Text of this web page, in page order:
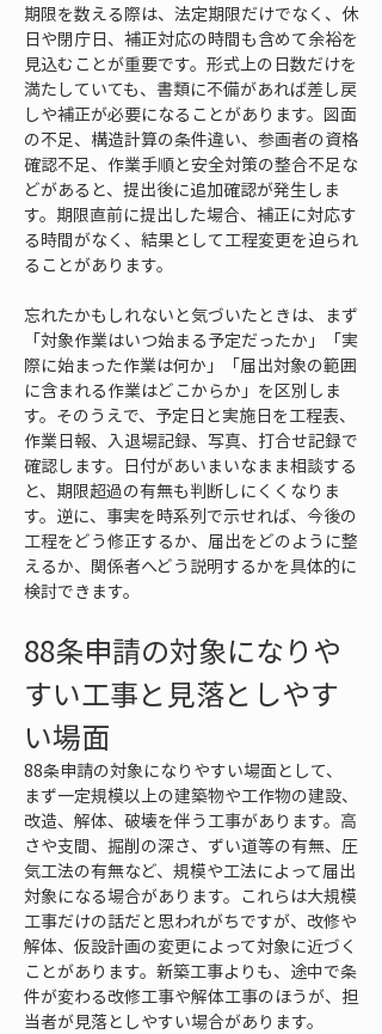
期限を数える際は、法定期限だけでなく、休
日や閉庁日、補正対応の時間も含めて余裕を
見込むことが重要です。形式上の日数だけを
満たしていても、書類に不備があれば差し戻
しや補正が必要になることがあります。図面
の不足、構造計算の条件違い、参画者の資格
確認不足、作業手順と安全対策の整合不足な
どがあると、提出後に追加確認が発生しま
す。期限直前に提出した場合、補正に対応す
る時間がなく、結果として工程変更を迫られ
ることがあります。
忘れたかもしれないと気づいたときは、まず
「対象作業はいつ始まる予定だったか」「実
際に始まった作業は何か」「届出対象の範囲
に含まれる作業はどこからか」を区別しま
す。そのうえで、予定日と実施日を工程表、
作業日報、入退場記録、写真、打合せ記録で
確認します。日付があいまいなまま相談する
と、期限超過の有無も判断しにくくなりま
す。逆に、事実を時系列で示せれば、今後の
工程をどう修正するか、届出をどのように整
えるか、関係者へどう説明するかを具体的に
検討できます。
88条申請の対象になりや
すい工事と見落としやす
い場面
88条申請の対象になりやすい場面として、
まず一定規模以上の建築物や工作物の建設、
改造、解体、破壊を伴う工事があります。高
さや支間、掘削の深さ、ずい道等の有無、圧
気工法の有無など、規模や工法によって届出
対象になる場合があります。これらは大規模
工事だけの話だと思われがちですが、改修や
解体、仮設計画の変更によって対象に近づく
ことがあります。新築工事よりも、途中で条
件が変わる改修工事や解体工事のほうが、担
当者が見落としやすい場合があります。